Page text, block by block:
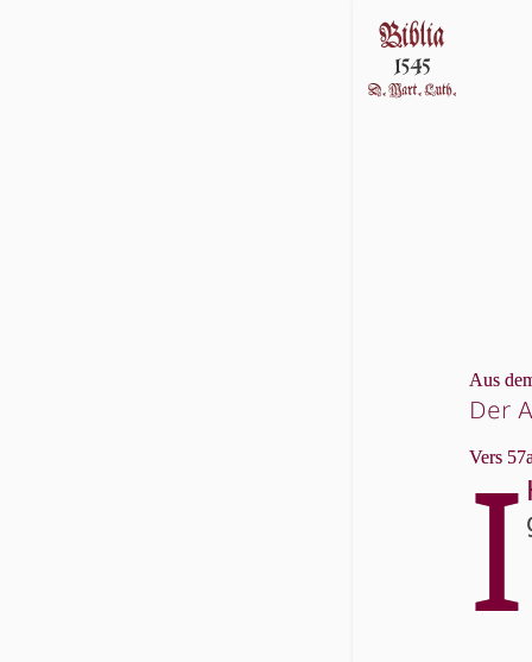
Aus
Der
Vers
I